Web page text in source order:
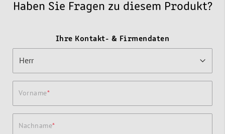
Haben Sie Fragen zu diesem Produkt?
Ihre Kontakt- & Firmendaten
Vorname
Nachname